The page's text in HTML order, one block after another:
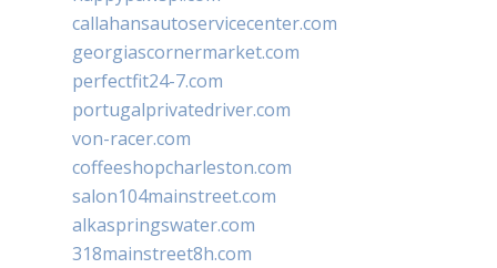
callahansautoservicecenter.com
georgiascornermarket.com
perfectfit24-7.com
portugalprivatedriver.com
von-racer.com
coffeeshopcharleston.com
salon104mainstreet.com
alkaspringswater.com
318mainstreet8h.com